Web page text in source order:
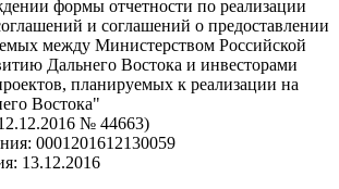
формы отчетности по реализации
и соглашений о предоставлении
между Министерством Российской
Дальнего Востока и инвесторами
планируемых к реализации на
Востока"
№ 44663)
0001201612130059
13.12.2016